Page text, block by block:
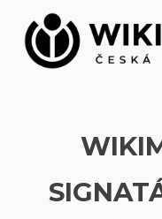
Přeskočit
obsah